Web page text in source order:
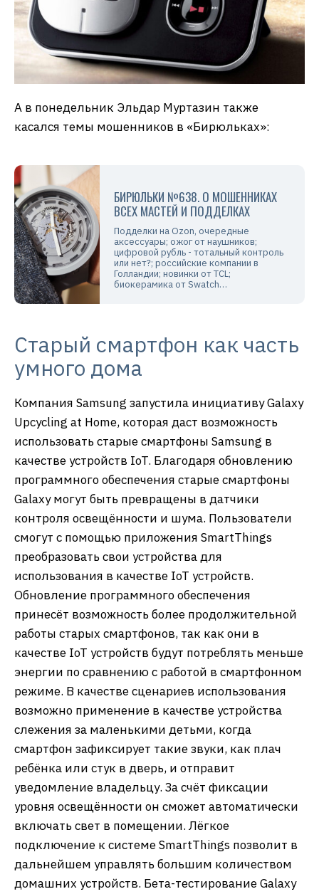
А в понедельник Эльдар Муртазин также
касался темы мошенников в «Бирюльках»:
БИРЮЛЬКИ №638. О МОШЕННИКАХ
ВСЕХ МАСТЕЙ И ПОДДЕЛКАХ
Подделки на Ozon, очередные
аксессуары; ожог от наушников;
цифровой рубль - тотальный контроль
или нет?; российские компании в
Голландии; новинки от TCL;
биокерамика от Swatch…
Старый смартфон как часть
умного дома
Компания Samsung запустила инициативу Galaxy
Upcycling at Home, которая даст возможность
использовать старые смартфоны Samsung в
качестве устройств IoT. Благодаря обновлению
программного обеспечения старые смартфоны
Galaxy могут быть превращены в датчики
контроля освещённости и шума. Пользователи
смогут с помощью приложения SmartThings
преобразовать свои устройства для
использования в качестве IoT устройств.
Обновление программного обеспечения
принесёт возможность более продолжительной
работы старых смартфонов, так как они в
качестве IoT устройств будут потреблять меньше
энергии по сравнению с работой в смартфонном
режиме. В качестве сценариев использования
возможно применение в качестве устройства
слежения за маленькими детьми, когда
смартфон зафиксирует такие звуки, как плач
ребёнка или стук в дверь, и отправит
уведомление владельцу. За счёт фиксации
уровня освещённости он сможет автоматически
включать свет в помещении. Лёгкое
подключение к системе SmartThings позволит в
дальнейшем управлять большим количеством
домашних устройств. Бета-тестирование Galaxy